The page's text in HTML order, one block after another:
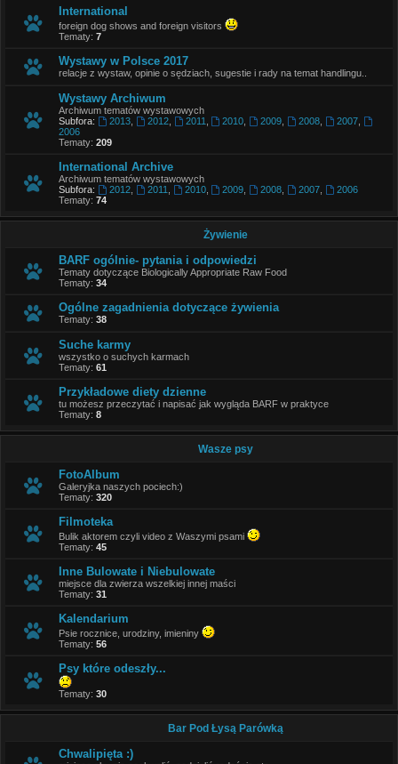
International
foreign dog shows and foreign visitors
Tematy: 7
Wystawy w Polsce 2017
relacje z wystaw, opinie o sędziach, sugestie i rady na temat handlingu..
Wystawy Archiwum
Archiwum tematów wystawowych
Subfora:
2013, 2012, 2011 2010 2009 2008 2007,
2006
Tematy: 209
International Archive
Archiwum tematów wystawowych
Subfora:
2012, 2011 2010, 2009 2008 2007
2006
Tematy: 74
Żywienie
BARF ogólnie- pytania i odpowiedzi
Tematy dotyczące Biologically Appropriate Raw Food
Tematy: 34
Ogólne zagadnienia dotyczące żywienia
Tematy: 38
Suche karmy
wszystko o suchych karmach
Tematy: 61
Przykładowe diety dzienne
tu możesz przeczytać i napisać jak wygląda BARF w praktyce
Tematy: 8
Wasze psy
FotoAlbum
Galeryjka naszych pociech:)
Tematy: 320
Filmoteka
Bulik aktorem czyli video z Waszymi psami
Tematy: 45
Inne Bulowate i Niebulowate
miejsce dla zwierza wszelkiej innej maści
Tematy: 31
Kalendarium
Psie rocznice, urodziny, imieniny
Tematy: 56
Psy które odeszły...
Tematy: 30
Bar Pod Łysą Parówką
Chwalipięta :)